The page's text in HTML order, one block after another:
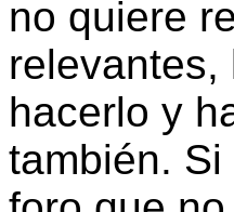
no quiere
relevantes,
hacerlo y
también.